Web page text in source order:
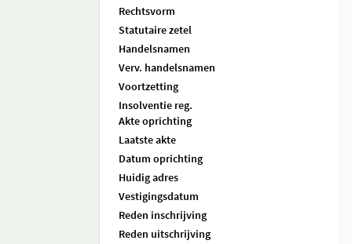
Rechtsvorm
Statutaire zetel
Handelsnamen
Verv. handelsnamen
Voortzetting
Insolventie reg.
Akte oprichting
Laatste akte
Datum oprichting
Huidig adres
Vestigingsdatum
Reden inschrijving
Reden uitschrijving